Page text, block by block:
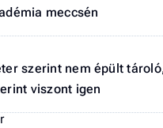
meccsén
szerint nem épült
viszont igen